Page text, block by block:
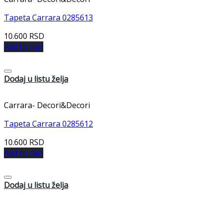
Tapeta Carrara 0285613
10.600 RSD
Add to cart
Dodaj u listu želja
Carrara- Decori&Decori
Tapeta Carrara 0285612
10.600 RSD
Add to cart
Dodaj u listu želja